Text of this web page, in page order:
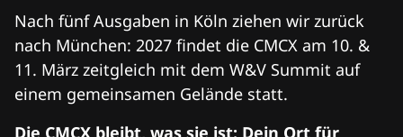
Nach fünf Ausgaben in Köln ziehen wir zurück
nach München: 2027 findet die CMCX am 10. &
11. März zeitgleich mit dem W&V Summit auf
einem gemeinsamen Gelände statt.
Die CMCX bleibt, was sie ist: Dein Ort für